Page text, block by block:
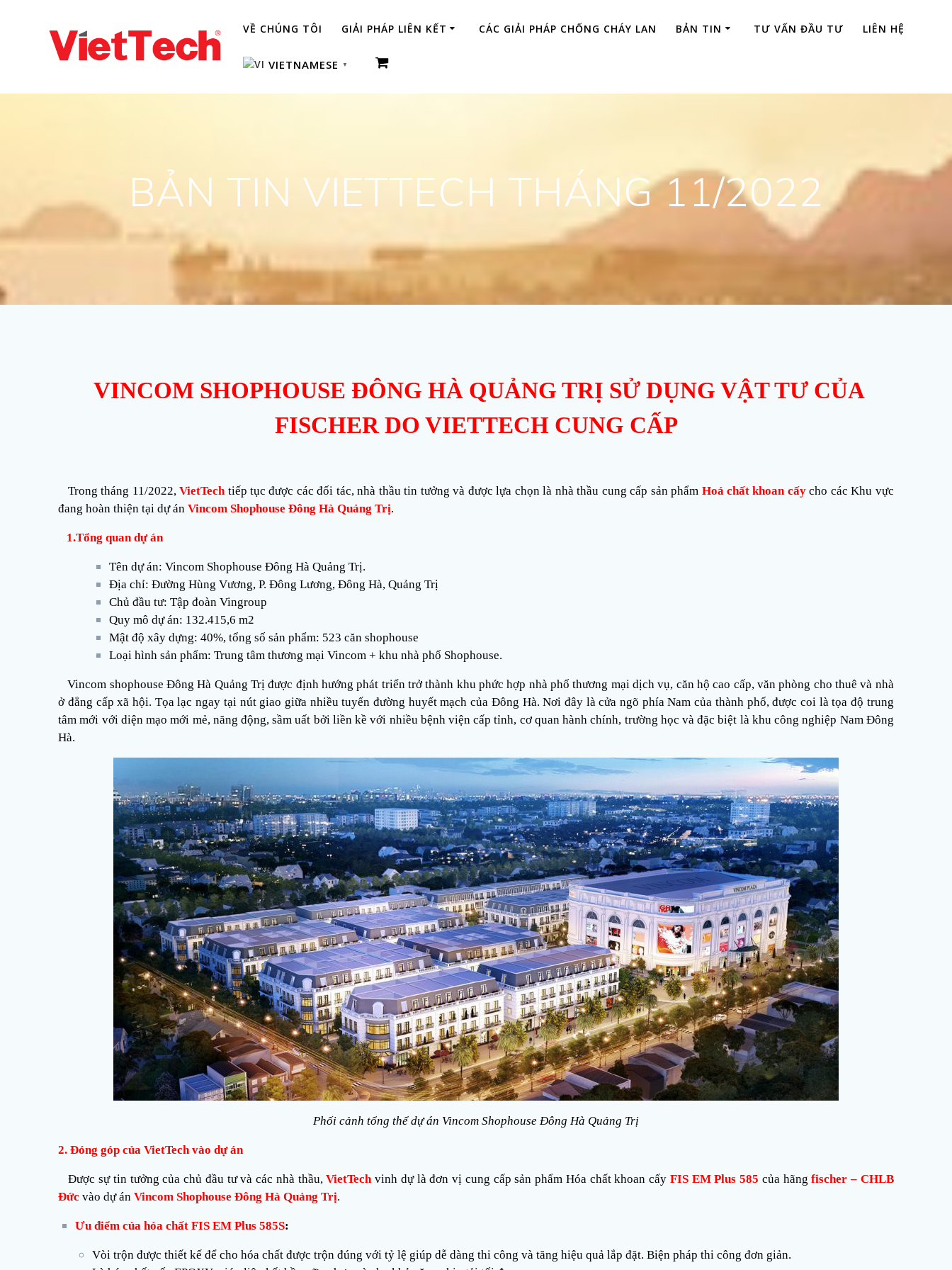
VỀ CHÚNG TÔI GIẢI PHÁP LIÊN KẾT CÁC GIẢI PHÁP CHỐNG CHÁY LAN BẢN TIN TƯ VẤN ĐẦU TƯ LIÊN HỆ
VIETNAMESE ▼
BẢN TIN VIETTECH THÁNG 11/2022
VINCOM SHOPHOUSE ĐÔNG HÀ QUẢNG TRỊ SỬ DỤNG VẬT TƯ CỦA
FISCHER DO VIETTECH CUNG CẤP
Trong tháng 11/2022,VietTech tiếp tục được các đối tác, nhà thầu tin tưởng và được lựa chọn là nhà thầu cung cấp sản phẩm Hoá chất khoan cấycho các Khu vực
đang hoàn thiện tại dự ánVincom Shophouse Đông Hà Quảng Trị.
1.Tổng quan dự án
Tên dự án: Vincom Shophouse Đông Hà Quảng Trị.
Địa chỉ: Đường Hùng Vương, P. Đông Lương, Đông Hà, Quảng Trị
Chủ đầu tư: Tập đoàn Vingroup
Quy mô dự án: 132.415,6 m2
Mật độ xây dựng: 40%, tổng số sản phẩm: 523 căn shophouse
Loại hình sản phẩm: Trung tâm thương mại Vincom + khu nhà phố Shophouse.
Vincom shophouse Đông Hà Quảng Trị được định hướng phát triển trở thành khu phức hợp nhà phố thương mại dịch vụ, căn hộ cao cấp, văn phòng cho thuê và nhà
ở đẳng cấp xã hội. Tọa lạc ngay tại nút giao giữa nhiều tuyến đường huyết mạch của Đông Hà. Nơi đây là cửa ngõ phía Nam của thành phố, được coi là tọa độ trung
tâm mới với diện mạo mới mẻ, năng động, sầm uất bởi liền kề với nhiều bệnh viện cấp tỉnh, cơ quan hành chính, trường học và đặc biệt là khu công nghiệp Nam Đông
Hà.
Phối cảnh tổng thể dự án Vincom Shophouse Đông Hà Quảng Trị
2. Đóng góp của VietTech vào dự án
Được sự tin tưởng của chủ đầu tư và các nhà thầu,VietTech vinh dự là đơn vị cung cấpsản phẩm Hóa chất khoan cấy FIS EM Plus 585 của hãngfischer – CHLB
Đứcvào dự ánVincom Shophouse Đông Hà Quảng Trị.
Ưu điểm của hóa chất FIS EM Plus 585S:
Vòi trộn được thiết kế để cho hóa chất được trộn đúng với tỷ lệ giúp dễ dàng thi công và tăng hiệu quả lắp đặt. Biện pháp thi công đơn giản.